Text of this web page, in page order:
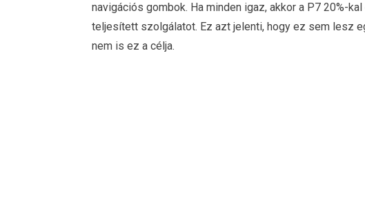
navigációs gombok. Ha minden igaz, akkor a P7 20%-
teljesített szolgálatot. Ez azt jelenti, hogy ez sem lesz
nem is ez a célja.